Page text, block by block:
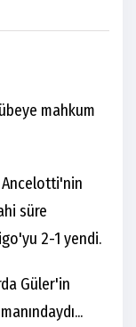
mahkum
süre
2-1 yendi.
Güler'in